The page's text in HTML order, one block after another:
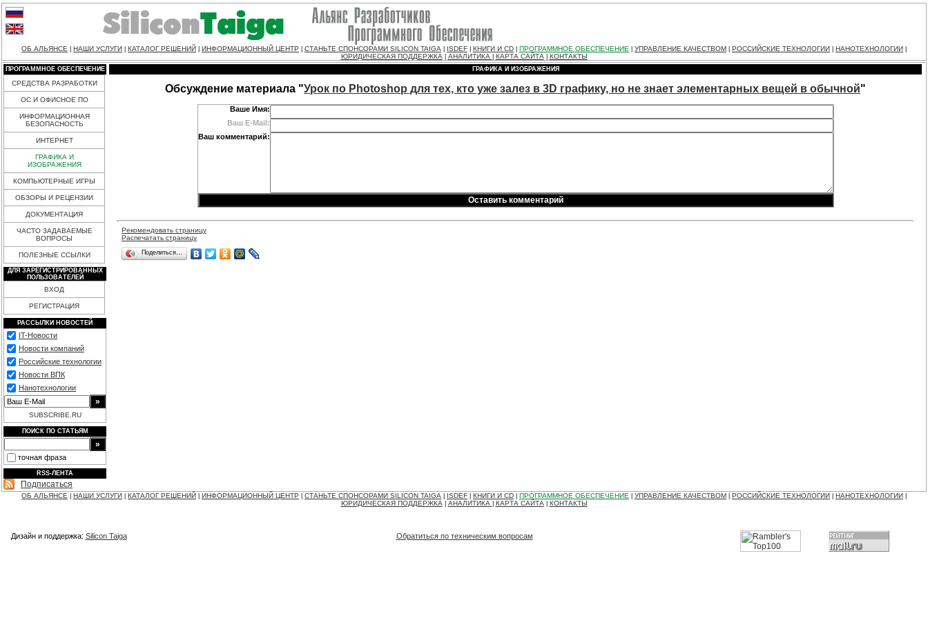
ОБ АЛЬЯНСЕ НАШИ УСЛУГИ КАТАЛОГ РЕШЕНИЙ ИНФОРМАЦИОННЫЙ ЦЕНТР СТАНЬТЕ СПОНСОРАМИ SILICON TAIGA ISDEF КНИГИ И CD ПРОГРАММНОЕ ОБЕСПЕЧЕНИЕ УПРАВЛЕНИЕ КАЧЕСТВОМ РОССИЙСКИЕ ТЕХНОЛОГИИ НАНОТЕХНОЛОГИИ
ЮРИДИЧЕСКАЯ ПОДДЕРЖКА| АНАЛИТИКА КАРТА САЙТА| КОНТАКТЫ
ПРОГРАММНОЕ ОБЕСПЕЧЕНИЕ
СРЕДСТВА РАЗРАБОТКИ
ОС И ОФИСНОЕ ПО
ИНФОРМАЦИОННАЯ
БЕЗОПАСНОСТЬ
ИНТЕРНЕТ
ГРАФИКА И
ИЗОБРАЖЕНИЯ
КОМПЬЮТЕРНЫЕ ИГРЫ
ОБЗОРЫ И РЕЦЕНЗИИ
ДОКУМЕНТАЦИЯ
ЧАСТО ЗАДАВАЕМЫЕ
ВОПРОСЫ
ПОЛЕЗНЫЕ ССЫЛКИ
ДЛЯ ЗАРЕГИСТРИРОВАННЫХ
ПОЛЬЗОВАТЕЛЕЙ
ВХОД
РЕГИСТРАЦИЯ
РАССЫЛКИ НОВОСТЕЙ
IT-Новости
Новости компаний
Российские технологии
Новости ВПК
Нанотехнологии
SUBSCRIBE.RU
ПОИСК ПО СТАТЬЯМ
точная фраза
RSS-ЛЕНТА
Подписаться
ГРАФИКА И ИЗОБРАЖЕНИЯ
Обсуждение материала "Урок по Photoshop для тех, кто уже залез в 3D графику, но не знает элементарных вещей в обычной"
Ваше Имя:
Ваш E-Mail:
Ваш комментарий:
Рекомендовать страницу
Распечатать страницу
Поделиться…
ОБ АЛЬЯНСЕ НАШИ УСЛУГИ КАТАЛОГ РЕШЕНИЙ ИНФОРМАЦИОННЫЙ ЦЕНТР СТАНЬТЕ СПОНСОРАМИ SILICON TAIGA ISDEF КНИГИ И CD ПРОГРАММНОЕ ОБЕСПЕЧЕНИЕ УПРАВЛЕНИЕ КАЧЕСТВОМ РОССИЙСКИЕ ТЕХНОЛОГИИ НАНОТЕХНОЛОГИИ
ЮРИДИЧЕСКАЯ ПОДДЕРЖКА| АНАЛИТИКА КАРТА САЙТА| КОНТАКТЫ
Дизайн и поддержка: Silicon Taiga Обратиться по техническим вопросам